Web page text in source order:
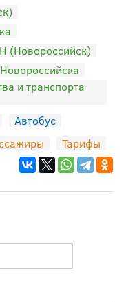
(Новороссийск)
и транспорта
Автобус
Тарифы